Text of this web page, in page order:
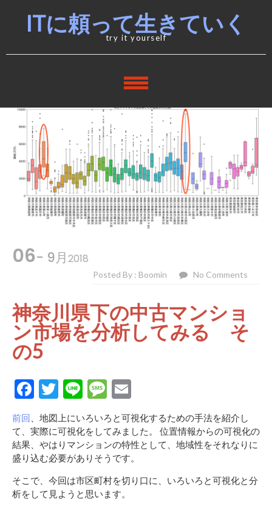
navigation
contentITに頼って生きていく
try it yourself
06- 9月2018
Posted By : Boomin No Comments
神奈川県下の中古マンショ
ン市場を分析してみる そ
の5
Facebook
Twitter
LineMessage
前回 、地図上にいろいろと可視化するための手法を紹介し
て、実際に可視化をしてみました。 位置情報からの可視化の
結果、やはりマンションの特性として、地域性をそれなりに
盛り込む必要がありそうです。
そこで、今回は市区町村を切り口に、いろいろと可視化と分
析をして見ようと思います。